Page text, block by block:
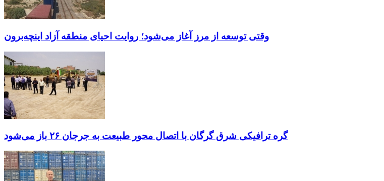
وقتی توسعه از مرز آغاز می‌شود؛ روایت احیای منطقه آزاد اینچه‌برون
گره ترافیکی شرق گرگان با اتصال محور طبیعت به جرجان ۲۶ باز می‌شود